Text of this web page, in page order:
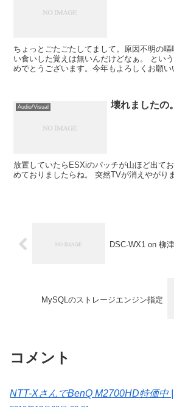
ちょっとごたごたしてまして。原因不明の
い食いした覚えは無いんだけどなぁ。 というわけで、あけましてお
めでとうございます。今年もよろしくお願
Audio/Visual 壊れましたの。
放置していたらESXiのパッチが山ほど出て
めておりましたらね。 突然TVが消えや
DSC-WX1 on 柳津
MySQLのストレージエンジン指定
コメント
NTT-XさんでBenQ M2700HD特価中 |